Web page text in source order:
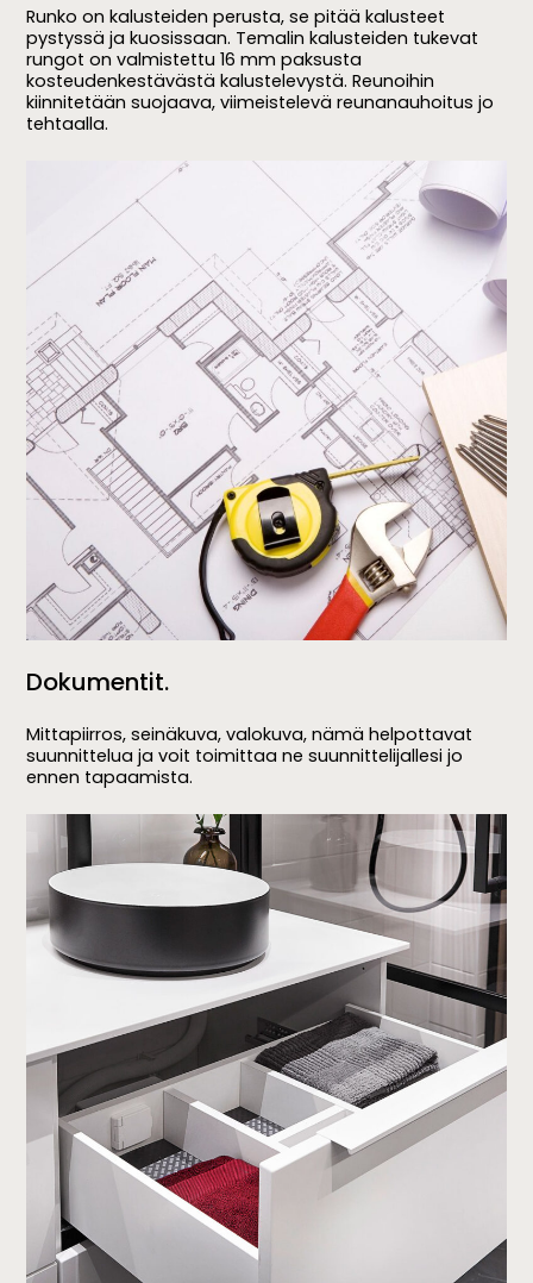
Runko on kalusteiden perusta, se pitää kalusteet
pystyssä ja kuosissaan. Temalin kalusteiden tukevat
rungot on valmistettu 16 mm paksusta
kosteudenkestävästä kalustelevystä. Reunoihin
kiinnitetään suojaava, viimeistelevä reunanauhoitus jo
tehtaalla.
Dokumentit.
Mittapiirros, seinäkuva, valokuva, nämä helpottavat
suunnittelua ja voit toimittaa ne suunnittelijallesi jo
ennen tapaamista.